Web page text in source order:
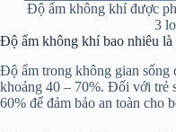
Độ ẩm không khí được
3
Độ ẩm không khí bao nhiêu là
Độ ẩm trong không gian sống
khoảng 40 – 70%. Đối với trẻ
60% để đảm bảo an toàn cho